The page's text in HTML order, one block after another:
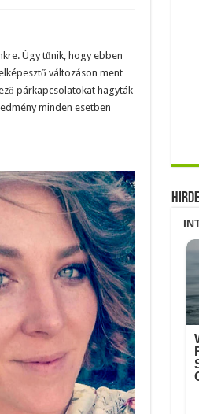
Úgy tűnik, hogy ebben
változáson ment
párkapcsolatokat hagyták
minden esetben